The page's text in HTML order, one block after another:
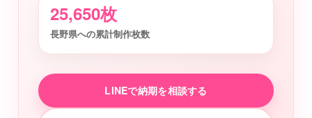
25,650枚
長野県への累計制作枚数
LINEで納期を相談する